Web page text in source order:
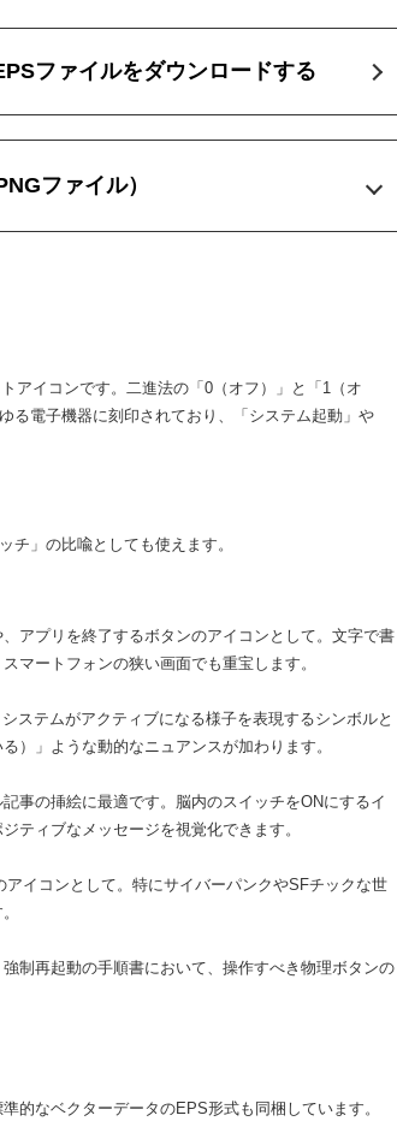
ファイルをダウンロードする
ファイル）
アイコンです。二進法の「0（オフ）」と「1（オ
る電子機器に刻印されており、「システム起動」や
チ」の比喩としても使えます。
アプリを終了するボタンのアイコンとして。文字で書
マートフォンの狭い画面でも重宝します。
ステムがアクティブになる様子を表現するシンボルと
）」ような動的なニュアンスが加わります。
事の挿絵に最適です。脳内のスイッチをONにするイ
ティブなメッセージを視覚化できます。
イコンとして。特にサイバーパンクやSFチックな世
制再起動の手順書において、操作すべき物理ボタンの
的なベクターデータのEPS形式も同梱しています。